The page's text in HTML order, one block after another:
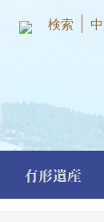
検索
有形遺産